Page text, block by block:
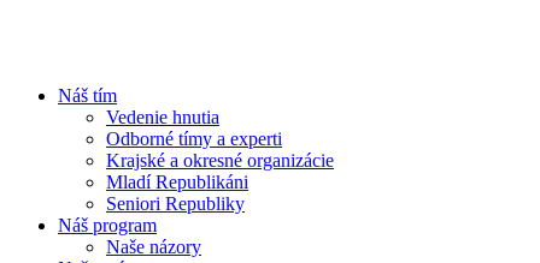
Náš tím
Vedenie hnutia
Odborné tímy a experti
Krajské a okresné organizácie
Mladí Republikáni
Seniori Republiky
Náš program
Naše názory